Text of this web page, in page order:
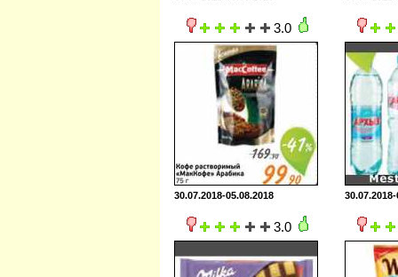
3.0
30.07.2018-05.08.2018
3.0